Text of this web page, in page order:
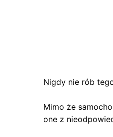
Nigdy nie rób
Mimo że
one z